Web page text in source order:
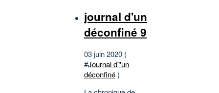
journal d'un
déconfiné 9
03 juin 2020 (
#Journal d"'un
déconfiné)